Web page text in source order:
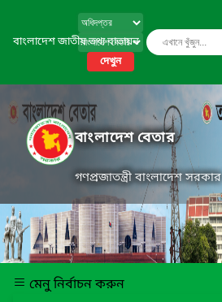
বাংলাদেশ জাতীয় তথ্য বাতায়ন
দেখুন
বাংলাদেশ বেতার
গণপ্রজাতন্ত্রী বাংলাদেশ সরকার
মেনু নির্বাচন করুন